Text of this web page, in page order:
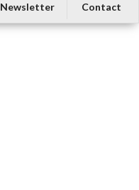
Newsletter Contact